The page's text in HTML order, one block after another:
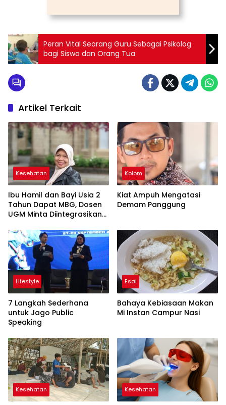
Peran Vital Seorang Guru Sebagai Psikolog
bagi Siswa dan Orang Tua
Artikel Terkait
Kesehatan
Ibu Hamil dan Bayi Usia 2
Tahun Dapat MBG, Dosen
UGM Minta Diintegrasikan
Kesehatan Primer
Kolom
Kiat Ampuh Mengatasi
Demam Panggung
Lifestyle
7 Langkah Sederhana
untuk Jago Public
Speaking
Esai
Bahaya Kebiasaan Makan
Mi Instan Campur Nasi
Kesehatan Kesehatan